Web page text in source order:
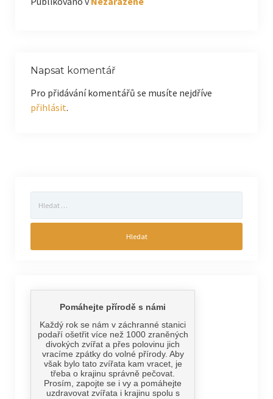
Napsat komentář
Pro přidávání komentářů se musíte nejdříve
přihlásit.